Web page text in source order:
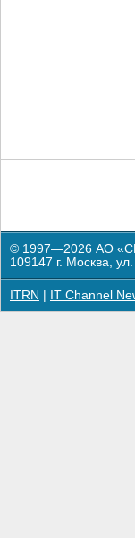
© 1997—2026 АО
109147 г. Москва,
ITRN IT Channel